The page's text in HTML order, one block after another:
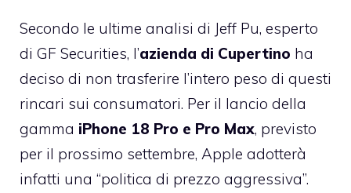
Secondo le ultime analisi di Jeff Pu, esperto
di GF Securities, l’azienda di Cupertino ha
deciso di non trasferire l’intero peso di questi
rincari sui consumatori. Per il lancio della
gamma iPhone 18 Pro e Pro Max, previsto
per il prossimo settembre, Apple adotterà
infatti una “politica di prezzo aggressiva”.